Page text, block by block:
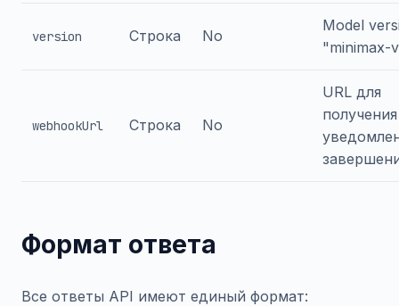
version Строка No
Model
"minimax-
webhookUrl Строка No
URL для
получения
Формат ответа
Все ответы API имеют единый формат: